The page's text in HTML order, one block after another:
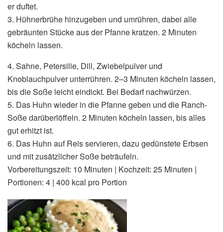
er duftet.
3. Hühnerbrühe hinzugeben und umrühren, dabei alle
gebräunten Stücke aus der Pfanne kratzen. 2 Minuten
köcheln lassen.
4. Sahne, Petersilie, Dill, Zwiebelpulver und
Knoblauchpulver unterrühren. 2–3 Minuten köcheln lassen,
bis die Soße leicht eindickt. Bei Bedarf nachwürzen.
5. Das Huhn wieder in die Pfanne geben und die Ranch-
Soße darüberlöffeln. 2 Minuten köcheln lassen, bis alles
gut erhitzt ist.
6. Das Huhn auf Reis servieren, dazu gedünstete Erbsen
und mit zusätzlicher Soße beträufeln.
Vorbereitungszeit: 10 Minuten | Kochzeit: 25 Minuten |
Portionen: 4 | 400 kcal pro Portion